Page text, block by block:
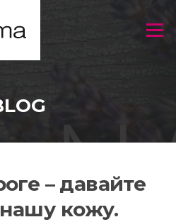
Menu
– давайте
кожу.